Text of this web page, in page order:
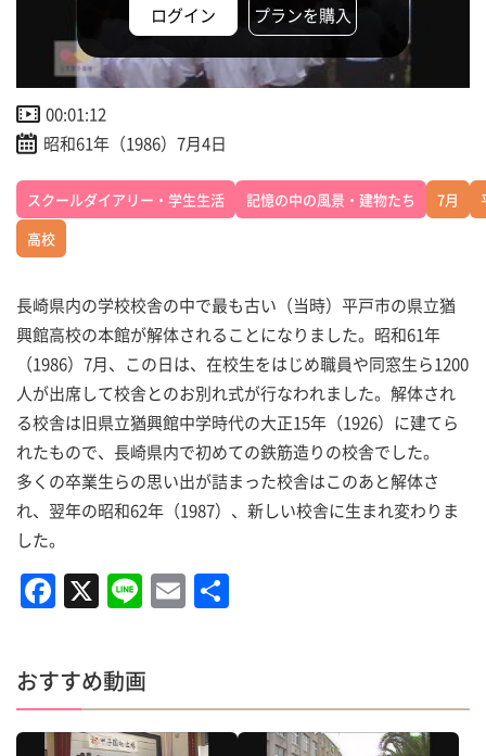
ログイン プランを購入
00:01:12
昭和61年（1986）7月4日
スクールダイアリー・学生生活 記憶の中の風景・建物たち 7月
高校
長崎県内の学校校舎の中で最も古い（当時）平戸市の県立猶
興館高校の本館が解体されることになりました。昭和61年
（1986）7月、この日は、在校生をはじめ職員や同窓生ら1200
人が出席して校舎とのお別れ式が行なわれました。解体され
る校舎は旧県立猶興館中学時代の大正15年（1926）に建てら
れたもので、長崎県内で初めての鉄筋造りの校舎でした。
多くの卒業生らの思い出が詰まった校舎はこのあと解体さ
れ、翌年の昭和62年（1987）、新しい校舎に生まれ変わりま
した。
F
a
c
e
b
X Li
n
e
E
m
l
おすすめ動画